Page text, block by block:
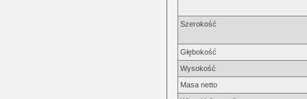
Szerokość
Głębokość
Wysokość
Masa netto